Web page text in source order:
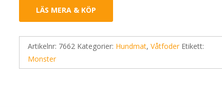
LÄS MERA & KÖP
Artikelnr: 7662 Kategorier: Hundmat,Våtfoder Etikett:
Monster